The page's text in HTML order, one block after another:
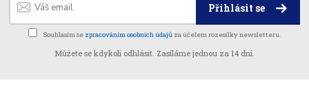
Přihlásit se
Souhlasím se zpracováním osobních údajů za účelem rozesílky newsletteru.
Můžete se kdykoli odhlásit. Zasíláme jednou za 14 dní.